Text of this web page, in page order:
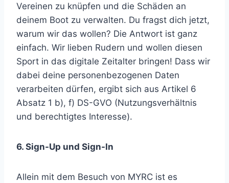
Vereinen zu knüpfen und die Schäden an
deinem Boot zu verwalten. Du fragst dich jetzt,
warum wir das wollen? Die Antwort ist ganz
einfach. Wir lieben Rudern und wollen diesen
Sport in das digitale Zeitalter bringen! Dass wir
dabei deine personenbezogenen Daten
verarbeiten dürfen, ergibt sich aus Artikel 6
Absatz 1 b), f) DS-GVO (Nutzungsverhältnis
und berechtigtes Interesse).
6. Sign-Up und Sign-In
Allein mit dem Besuch von MYRC ist es